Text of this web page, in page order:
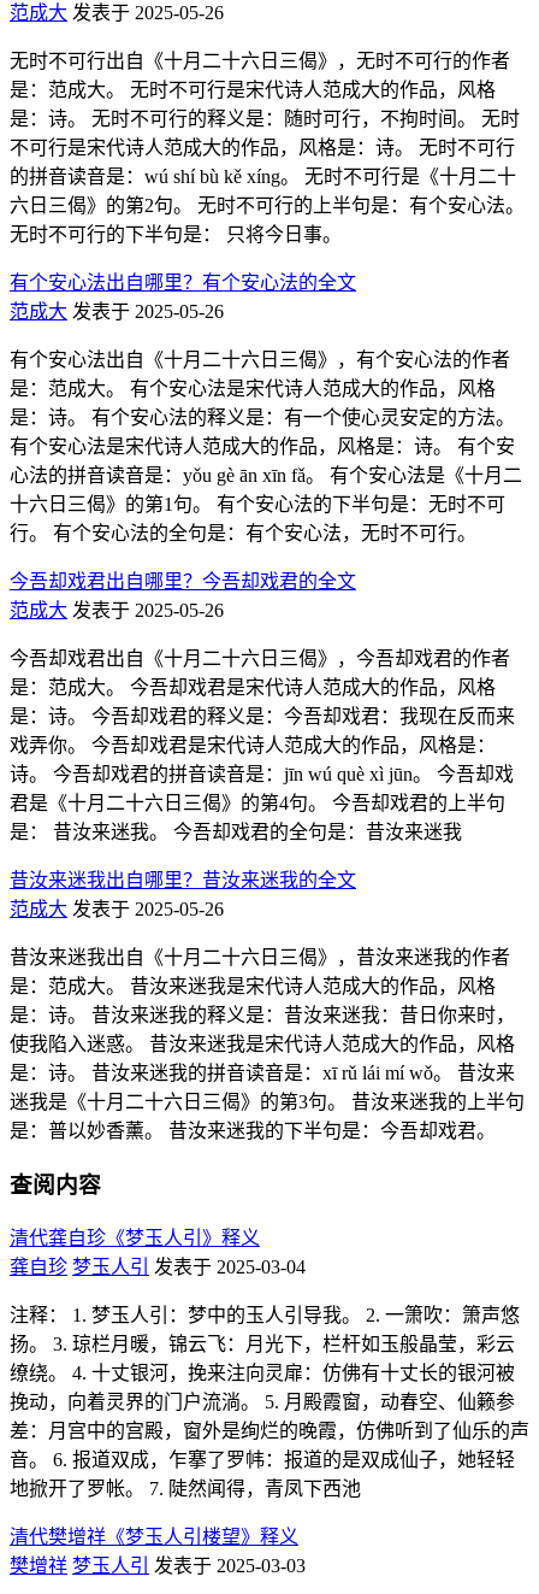
范成大 发表于 2025-05-26
无时不可行出自《十月二十六日三偈》，无时不可行的作者
是：范成大。 无时不可行是宋代诗人范成大的作品，风格
是：诗。 无时不可行的释义是：随时可行，不拘时间。 无时
不可行是宋代诗人范成大的作品，风格是：诗。 无时不可行
的拼音读音是：wú shí bù kě xíng。 无时不可行是《十月二十
六日三偈》的第2句。 无时不可行的上半句是：有个安心法。
无时不可行的下半句是： 只将今日事。
有个安心法出自哪里？有个安心法的全文
范成大 发表于 2025-05-26
有个安心法出自《十月二十六日三偈》，有个安心法的作者
是：范成大。 有个安心法是宋代诗人范成大的作品，风格
是：诗。 有个安心法的释义是：有一个使心灵安定的方法。
有个安心法是宋代诗人范成大的作品，风格是：诗。 有个安
心法的拼音读音是：yǒu gè ān xīn fǎ。 有个安心法是《十月二
十六日三偈》的第1句。 有个安心法的下半句是：无时不可
行。 有个安心法的全句是：有个安心法，无时不可行。
今吾却戏君出自哪里？今吾却戏君的全文
范成大 发表于 2025-05-26
今吾却戏君出自《十月二十六日三偈》，今吾却戏君的作者
是：范成大。 今吾却戏君是宋代诗人范成大的作品，风格
是：诗。 今吾却戏君的释义是：今吾却戏君：我现在反而来
戏弄你。 今吾却戏君是宋代诗人范成大的作品，风格是：
诗。 今吾却戏君的拼音读音是：jīn wú què xì jūn。 今吾却戏
君是《十月二十六日三偈》的第4句。 今吾却戏君的上半句
是： 昔汝来迷我。 今吾却戏君的全句是：昔汝来迷我
昔汝来迷我出自哪里？昔汝来迷我的全文
范成大 发表于 2025-05-26
昔汝来迷我出自《十月二十六日三偈》，昔汝来迷我的作者
是：范成大。 昔汝来迷我是宋代诗人范成大的作品，风格
是：诗。 昔汝来迷我的释义是：昔汝来迷我：昔日你来时，
使我陷入迷惑。 昔汝来迷我是宋代诗人范成大的作品，风格
是：诗。 昔汝来迷我的拼音读音是：xī rǔ lái mí wǒ。 昔汝来
迷我是《十月二十六日三偈》的第3句。 昔汝来迷我的上半句
是：普以妙香薰。 昔汝来迷我的下半句是：今吾却戏君。
查阅内容
清代龚自珍《梦玉人引》释义
龚自珍 梦玉人引 发表于 2025-03-04
注释： 1. 梦玉人引：梦中的玉人引导我。 2. 一箫吹：箫声悠
扬。 3. 琼栏月暖，锦云飞：月光下，栏杆如玉般晶莹，彩云
缭绕。 4. 十丈银河，挽来注向灵扉：仿佛有十丈长的银河被
挽动，向着灵界的门户流淌。 5. 月殿霞窗，动春空、仙籁参
差：月宫中的宫殿，窗外是绚烂的晚霞，仿佛听到了仙乐的声
音。 6. 报道双成，乍搴了罗帏：报道的是双成仙子，她轻轻
地掀开了罗帐。 7. 陡然闻得，青凤下西池
清代樊增祥《梦玉人引楼望》释义
樊增祥 梦玉人引 发表于 2025-03-03